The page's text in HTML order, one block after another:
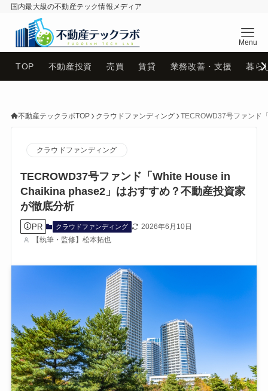
国内最大級の不動産テック情報メディア
不動産テックラボ
TOP 不動産投資 売買 賃貸 業務改善・支援 暮ら
不動産テックラボTOP クラウドファンディング TECROWD37号ファンド
クラウドファンディング
TECROWD37号ファンド「White House in
Chaikina phase2」はおすすめ？不動産投資家
が徹底分析
PR クラウドファンディング
2026年6月10日
【執筆・監修】松本拓也